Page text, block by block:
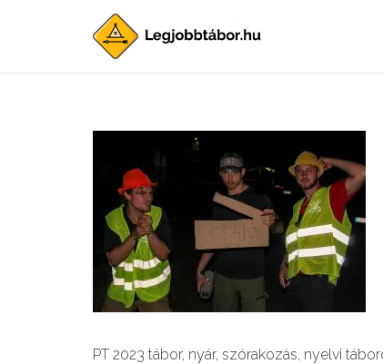
PT 2023 tábor, nyár, szórakozás, nyelvi